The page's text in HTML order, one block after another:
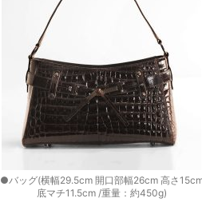
●バッグ(横幅29.5cm 開口部幅26cm 高さ
底マチ11.5cm /重量：約450g)